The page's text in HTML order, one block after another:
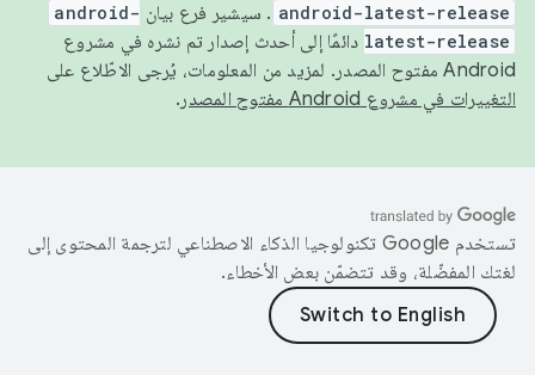
android-latest-release . سيشير فرع بيان android-
latest-release دائمًا إلى أحدث إصدار تم نشره في مشروع
Android مفتوح المصدر. لمزيد من المعلومات، يُرجى الاطّلاع على
التغييرات في مشروع Android مفتوح المصدر
.
تستخدم Google تكنولوجيا الذكاء الاصطناعي لترجمة المحتوى إلى
لغتك المفضّلة، وقد تتضمّن بعض الأخطاء.